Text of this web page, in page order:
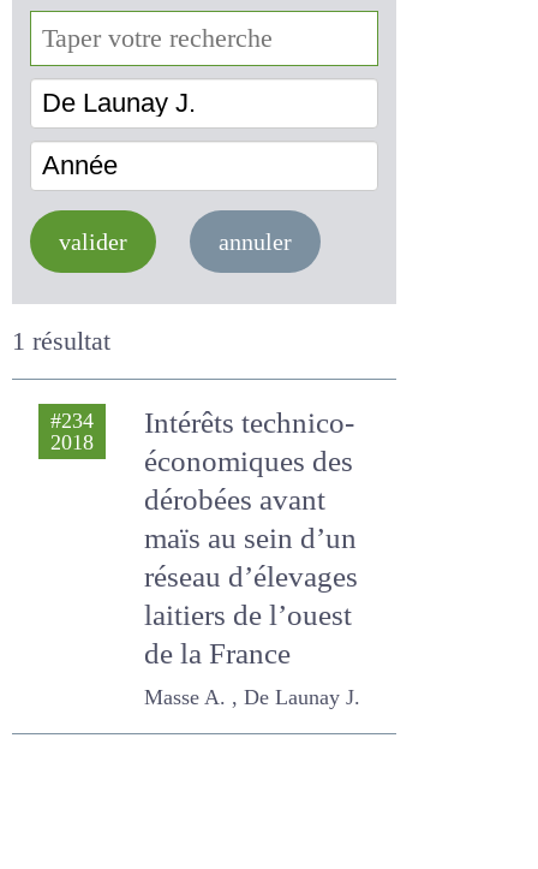
De Launay J.
valider annuler
1 résultat
#234
Intérêts technico-
économiques des
dérobées avant
maïs au sein d’un
réseau d’élevages
laitiers de l’ouest
de la France
Masse A. , De Launay J.